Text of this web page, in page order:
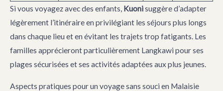
Si vous voyagez avec des enfants, Kuonisuggère d’adapter
légèrement l’itinéraire en privilégiant les séjours plus longs
dans chaque lieu et en évitant les trajets trop fatigants. Les
familles apprécieront particulièrement Langkawi pour ses
plages sécurisées et ses activités adaptées aux plus jeunes.
Aspects pratiques pour un voyage sans souci en Malaisie